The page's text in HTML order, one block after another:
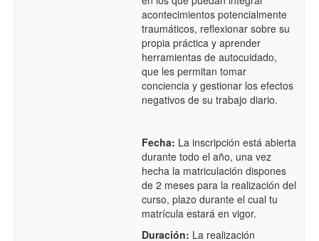
acontecimientos potencialmente
traumáticos, reflexionar sobre su
propia práctica y aprender
herramientas de autocuidado,
que les permitan tomar
conciencia y gestionar los efectos
negativos de su trabajo diario.
Fecha: La inscripción está abierta
durante todo el año, una vez
hecha la matriculación dispones
de 2 meses para la realización del
curso, plazo durante el cual tu
matrícula estará en vigor.
Duración: La realización